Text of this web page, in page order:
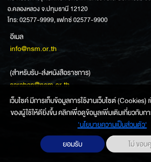
อ.คลองหลวง จ.ปทุมธานี 12120
โทร: 02577-9999, แฟกซ์ 02577-9900
อีเมล
info@nsm.or.th
(สำหรับรับ-ส่งหนังสือราชการ)
saraban@nsm.or.th
เว็บไซค์ มีการเก็บข้อมูลการใช้งานเว็บไซต์
ของผู้ใช้ให้ดียิ่งขึ้น คลิกเพื่อดูข้อมูลเพิ่มเติมเกี่ยวกับก
‘นโยบายความเป็นส่วนตัว'
ยอมรับ
ไม่ ขอ